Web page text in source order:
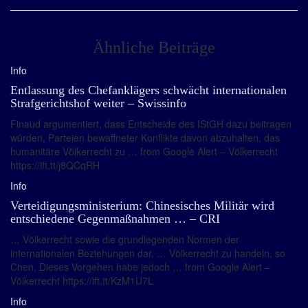
Ähnliche Beiträge
Info
Entlassung des Chefanklägers schwächt internationalen
Strafgerichtshof weiter – Swissinfo
Finaud argumentiert, dass Entscheide des IStGH dazu beitragen
würden, Parteien bewaffneter Konflikte davon abzuhalten, das
humanitäre Völkerrecht zu … from Google Alert – Völkerrecht
https://ift.tt/j8QCqRH
Info
Verteidigungsministerium: Chinesisches Militär wird
entschiedene Gegenmaßnahmen … – CRI
… Völkerrecht sowie die grundlegenden Normen der
internationalen Beziehungen dar. … Völkerrecht zu handeln, so
Chen. Dieses Vorgehen habe jedoch … from Google Alert –
Völkerrecht https://ift.tt/KzM1U7L
Info